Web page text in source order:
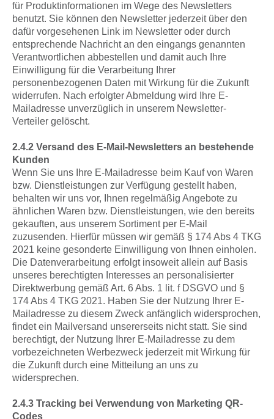
für Produktinformationen im Wege des Newsletters
benutzt. Sie können den Newsletter jederzeit über den
dafür vorgesehenen Link im Newsletter oder durch
entsprechende Nachricht an den eingangs genannten
Verantwortlichen abbestellen und damit auch Ihre
Einwilligung für die Verarbeitung Ihrer
personenbezogenen Daten mit Wirkung für die Zukunft
widerrufen. Nach erfolgter Abmeldung wird Ihre E-
Mailadresse unverzüglich in unserem Newsletter-
Verteiler gelöscht.
2.4.2 Versand des E-Mail-Newsletters an bestehende
Kunden
Wenn Sie uns Ihre E-Mailadresse beim Kauf von Waren
bzw. Dienstleistungen zur Verfügung gestellt haben,
behalten wir uns vor, Ihnen regelmäßig Angebote zu
ähnlichen Waren bzw. Dienstleistungen, wie den bereits
gekauften, aus unserem Sortiment per E-Mail
zuzusenden. Hierfür müssen wir gemäß § 174 Abs 4 TKG
2021 keine gesonderte Einwilligung von Ihnen einholen.
Die Datenverarbeitung erfolgt insoweit allein auf Basis
unseres berechtigten Interesses an personalisierter
Direktwerbung gemäß Art. 6 Abs. 1 lit. f DSGVO und §
174 Abs 4 TKG 2021. Haben Sie der Nutzung Ihrer E-
Mailadresse zu diesem Zweck anfänglich widersprochen,
findet ein Mailversand unsererseits nicht statt. Sie sind
berechtigt, der Nutzung Ihrer E-Mailadresse zu dem
vorbezeichneten Werbezweck jederzeit mit Wirkung für
die Zukunft durch eine Mitteilung an uns zu
widersprechen.
2.4.3 Tracking bei Verwendung von Marketing QR-
Codes